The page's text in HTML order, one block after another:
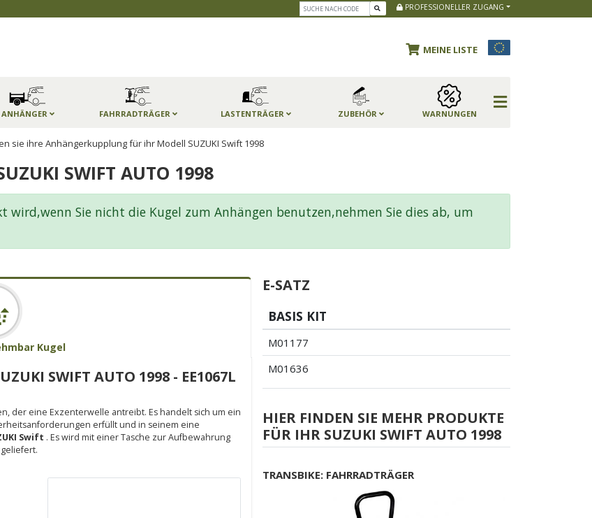
PROFESSIONELLER ZUGANG
MEINE LISTE
ANHÄNGER FAHRRADTRÄGER LASTENTRÄGER ZUBEHÖR WARNUNGEN
sie ihre Anhängerkupplung für ihr Modell SUZUKI Swift 1998
SWIFT AUTO 1998
wird,wenn Sie nicht die Kugel zum Anhängen benutzen,nehmen Sie dies ab, um
Kugel
SWIFT AUTO 1998 - EE1067L
der eine Exzenterwelle antreibt. Es handelt sich um ein
erfüllt und in seinem eine
Swift . Es wird mit einer Tasche zur Aufbewahrung
E-SATZ
BASIS KIT
M01177
M01636
HIER FINDEN SIE MEHR PRODUKTE
FÜR IHR SUZUKI SWIFT AUTO 1998
TRANSBIKE: FAHRRADTRÄGER